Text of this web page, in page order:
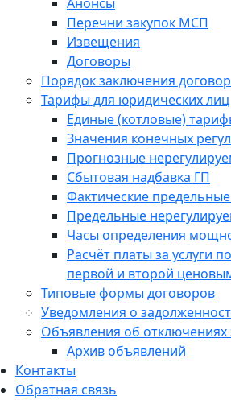
Перечни закупок МСП
Извещения
Договоры
Порядок заключения
Тарифы для юридических лиц
Единые (котловые)
Значения конечных
Прогнозные
Сбытовая надбавка ГП
Фактические
Предельные
Часы определения
Расчёт платы за услуги
первой и второй
Типовые формы договоров
Уведомления о
Объявления об отключениях
Архив объявлений
Контакты
Обратная связь